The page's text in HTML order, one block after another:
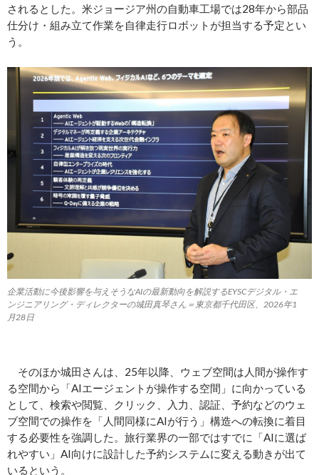
されるとした。米ジョージア州の自動車工場では28年から部品
仕分け・組み立て作業を自律走行ロボットが担当する予定とい
う。
企業活動に今後影響を与えそうなAIの最新動向を解説するEYSCデジタル・エ
ンジニアリング・ディレクターの城田真琴さん＝東京都千代田区、2026年1
月28日
そのほか城田さんは、25年以降、ウェブ空間は人間が操作す
る空間から「AIエージェントが操作する空間」に向かっている
として、検索や閲覧、クリック、入力、認証、予約などのウェ
ブ空間での操作を「人間同様にAIが行う」構造への転換に着目
する必要性を強調した。旅行業界の一部ではすでに「AIに選ば
れやすい」AI向けに設計した予約システムに変える動きが出て
いるという。